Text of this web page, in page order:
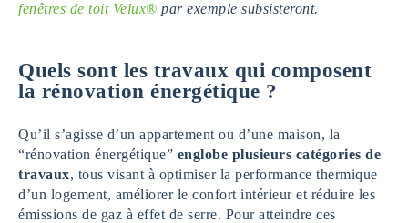
fenêtres de toit Velux® par exemple subsisteront.
Quels sont les travaux qui composent
la rénovation énergétique ?
Qu’il s’agisse d’un appartement ou d’une maison, la
“rénovation énergétique” englobe plusieurs catégories de
travaux, tous visant à optimiser la performance thermique
d’un logement, améliorer le confort intérieur et réduire les
émissions de gaz à effet de serre. Pour atteindre ces